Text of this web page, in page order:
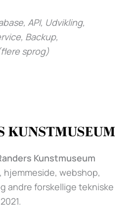
API, Udvikling,
Backup,
sprog)
Kunstmuseum
hjemmeside, webshop,
andre forskellige tekniske